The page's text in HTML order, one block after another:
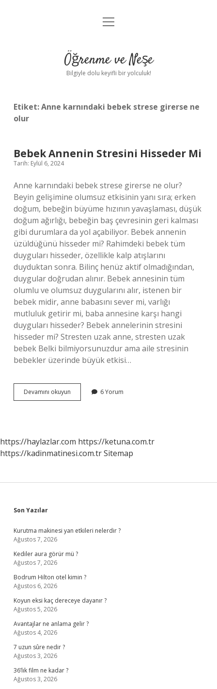
Anasayfa
Yasal Uyarı
menüyü
Öğrenme ve Neşe
Bilgiyle dolu keyifli bir yolculuk!
Etiket:Anne karnındaki bebek strese girerse ne
olur
Bebek Annenin Stresini Hisseder Mi
Tarih: Eylül 6, 2024
Anne karnındaki bebek strese girerse ne olur?
Beyin gelişimine olumsuz etkisinin yanı sıra; erken
doğum, bebeğin büyüme hızının yavaşlaması, düşük
doğum ağırlığı, bebeğin baş çevresinin geri kalması
gibi durumlara da yol açabiliyor. Bebek annenin
üzüldüğünü hisseder mi? Rahimdeki bebek tüm
duyguları hisseder, özellikle kalp atışlarını
duyduktan sonra. Bilinç henüz aktif olmadığından,
duygular doğrudan alınır. Bebek annesinin tüm
olumlu ve olumsuz duygularını alır, istenen bir
bebek midir, anne babasını sever mi, varlığı
mutluluk getirir mi, baba annesine karşı hangi
duyguları hisseder? Bebek annelerinin stresini
hisseder mi? Stresten uzak anne, stresten uzak
bebek Belki bilmiyorsunuzdur ama aile stresinin
bebekler üzerinde büyük etkisi…
Devamını okuyun
Annenin
6 Yorum
https://haylazlar.com https://ketuna.com.tr
https://kadinmatinesi.com.trSitemap
Sidebar
Son Yazılar
Kurutma makinesi yan etkileri nelerdir ?
Ağustos 7, 2026
Kediler aura görür mü ?
Ağustos 7, 2026
Bodrum Hilton otel kimin ?
Ağustos 6, 2026
Koyun eksi kaç dereceye dayanır ?
Ağustos 5, 2026
Avantajlar ne anlama gelir ?
Ağustos 4, 2026
7 uzun sûre nedir ?
Ağustos 3, 2026
36’lık film ne kadar ?
Ağustos 3, 2026